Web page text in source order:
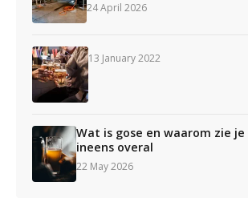
24 April 2026
13 January 2022
Wat is gose en waarom zie
ineens overal
22 May 2026